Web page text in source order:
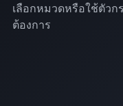
เลือกหมวดหรือใช้ตัว
ต้องการ